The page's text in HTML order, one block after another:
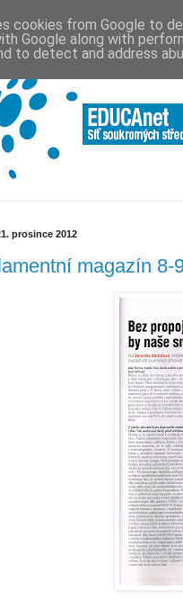
prosince 2012
magazín 8-
cookies from Google to
Google along with
to detect and address